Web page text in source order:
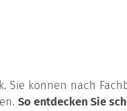
Sie können nach
So entdecken Sie